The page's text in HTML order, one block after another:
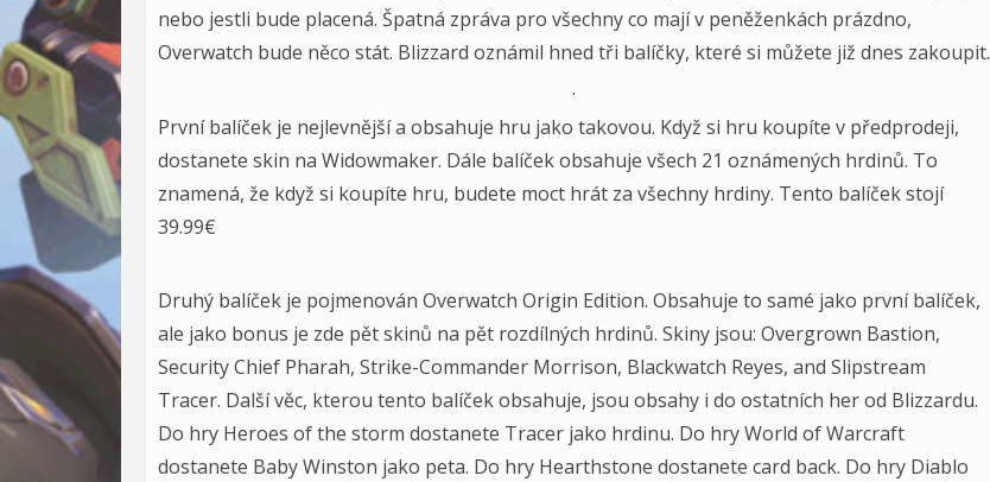
nebo jestli bude placená. Špatná zpráva pro všechny co mají v peněženkách prázdno,
Overwatch bude něco stát. Blizzard oznámil hned tři balíčky, které si můžete již dnes zakoupit.
.
První balíček je nejlevnější a obsahuje hru jako takovou. Když si hru koupíte v předprodeji,
dostanete skin na Widowmaker. Dále balíček obsahuje všech 21 oznámených hrdinů. To
znamená, že když si koupíte hru, budete moct hrát za všechny hrdiny. Tento balíček stojí
39.99€
Druhý balíček je pojmenován Overwatch Origin Edition. Obsahuje to samé jako první balíček,
ale jako bonus je zde pět skinů na pět rozdílných hrdinů. Skiny jsou: Overgrown Bastion,
Security Chief Pharah, Strike-Commander Morrison, Blackwatch Reyes, and Slipstream
Tracer. Další věc, kterou tento balíček obsahuje, jsou obsahy i do ostatních her od Blizzardu.
Do hry Heroes of the storm dostanete Tracer jako hrdinu. Do hry World of Warcraft
dostanete Baby Winston jako peta. Do hry Hearthstone dostanete card back. Do hry Diablo